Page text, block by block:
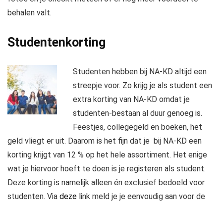
behalen valt.
Studentenkorting
Studenten hebben bij NA-KD altijd een
streepje voor. Zo krijg je als student een
extra korting van NA-KD omdat je
studenten-bestaan al duur genoeg is.
Feestjes, collegegeld en boeken, het
geld vliegt er uit. Daarom is het fijn dat je bij NA-KD een
korting krijgt van 12 % op het hele assortiment. Het enige
wat je hiervoor hoeft te doen is je registeren als student.
Deze korting is namelijk alleen én exclusief bedoeld voor
studenten. Via deze link meld je je eenvoudig aan voor de